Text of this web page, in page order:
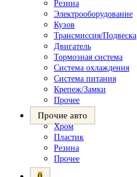
Резина
Электрооборудование
Кузов
Трансмиссия/Подвеска
Двигатель
Тормозная система
Система охлаждения
Система питания
Крепеж/Замки
Прочее
Прочие авто
Хром
Пластик
Резина
Прочее